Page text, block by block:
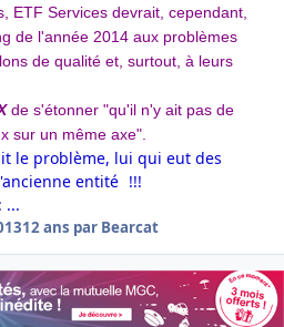
ETF Services devrait, cependant,
de l'année 2014 aux problèmes
de qualité et, surtout, à leurs
de s'étonner "qu'il n'y ait pas de
sur un même axe".
le problème, lui qui eut des
entité !!!
...
12 ans par Bearcat